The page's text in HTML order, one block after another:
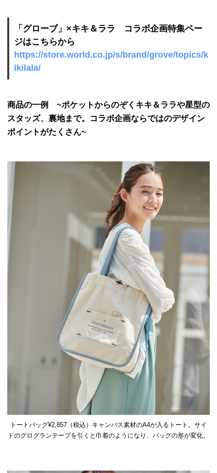
「グローブ」×キキ＆ララ コラボ企画特集ペー
ジはこちらから
https://store.world.co.jp/s/brand/grove/topics/k
ikilala/
商品の一例 ~ポケットからのぞくキキ＆ララや星型の
スタッズ、裏地まで。コラボ企画ならではのデザイン
ポイントがたくさん~
トートバッグ¥2,857（税込）キャンバス素材のA4が入るトート。サイ
ドのグログランテープを引くと巾着のようになり、バッグの形が変化。